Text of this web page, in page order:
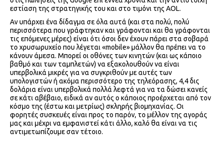
εστίαση της στρατηγικής του και στο τιμόνι της AOL.
Αν υπάρχει ένα δίδαγμα σε όλα αυτά (και στα πολύ, πολύ
περισσότερα που γράφτηκαν και γράφονται και θα γράφονται
τις επόμενες μέρες) είναι ότι όσοι δεν έχουν πάρει στα σοβαρά
το χρυσωρυχείο που λέγεται «mobile» μάλλον θα πρέπει να το
κάνουν άμεσα. Μπορεί οι οθόνες των κινητών (και ως κάποιο
βαθμό και των ταμπλετών) να εξακολουθούν να είναι
υπερβολικά μικρές για να συγκριθούν με αυτές των
υπολογιστών ή ακόμα περισσότερο της τηλεόρασης, 4,4 δις
δολάρια είναι υπερβολικά πολλά λεφτά για να τα δώσει κανείς
σε κάτι αβέβαιο, ειδικά αν αυτός ο κάποιος προέρχεται από τον
κόσμο της (έστω και μετρίως) σκληρής βιομηχανίας. Οι
φορητές συσκευές είναι προς το παρόν, το μέλλον της αγοράς
μας και μέχρι να εμφανιστεί κάτι άλλο, καλό θα είναι να τις
αντιμετωπίζουμε σαν τέτοιο.